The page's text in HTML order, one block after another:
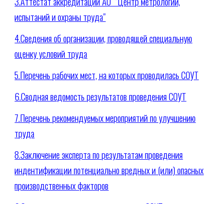
испытаний и охраны труда"
4.Сведения об организации, проводящей специальную
оценку условий труда
5.Перечень рабочих мест, на которых проводилась СОУТ
6.Сводная ведомость результатов проведения СОУТ
7.Перечень рекомендуемых мероприятий по улучшению
труда
8.Заключение эксперта по результатам проведения
индентификации потенциально вредных и (или) опасных
производственных факторов